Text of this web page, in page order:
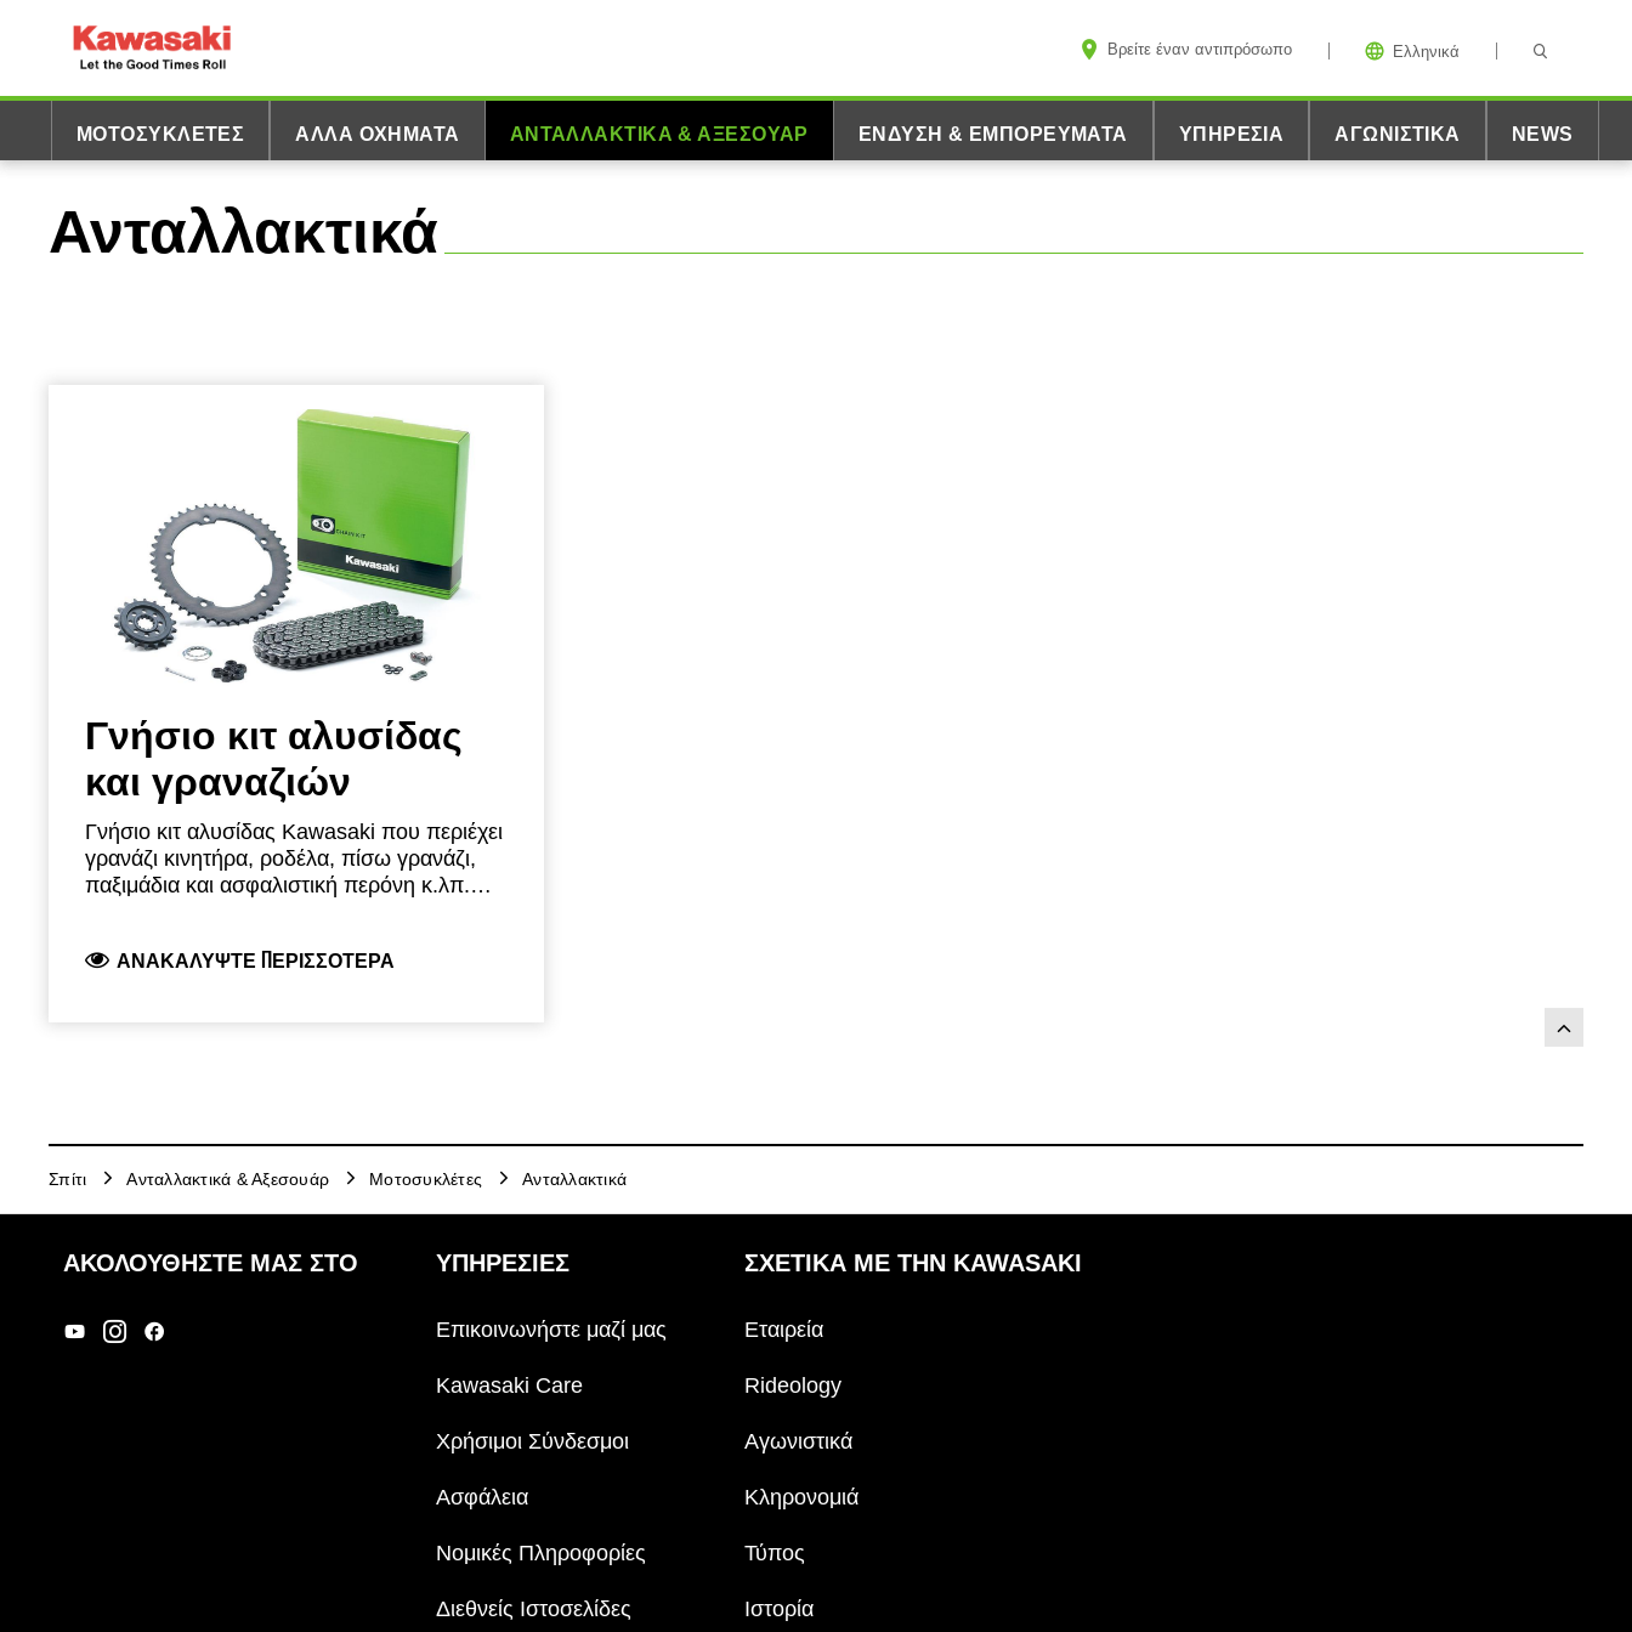
Βρείτε έναν αντιπρόσωπο Ελληνικά
ΜΟΤΟΣΥΚΛΈΤΕΣ ΆΛΛΑ ΟΧΉΜΑΤΑ ΑΝΤΑΛΛΑΚΤΙΚΆ & ΑΞΕΣΟΥΆΡ ΈΝΔΥΣΗ & ΕΜΠΟΡΕΎΜΑΤΑ ΥΠΗΡΕΣΊΑ ΑΓΩΝΙΣΤΙΚΆ NEWS
Ανταλλακτικά
Γνήσιο κιτ αλυσίδας
και γραναζιών
Γνήσιο κιτ αλυσίδας Kawasaki που περιέχει
γρανάζι κινητήρα, ροδέλα, πίσω γρανάζι,
παξιμάδια και ασφαλιστική περόνη κ.λπ.
απαιτούνται για τη σωστή αντικατάσταση
αθόρυβη. Κάποιος που έχει χρησιμοποιήσει
ένα aftermarket κιτ θα εκτιμήσει αυτή τη
επωνυμία Kawasaki.
ΑΝΑΚΑΛΎΨΤΕ ΠΕΡΙΣΣΌΤΕΡΑ
Σπίτι Ανταλλακτικά & Αξεσουάρ Μοτοσυκλέτες Ανταλλακτικά
ΑΚΟΛΟΥΘΉΣΤΕ ΜΑΣ ΣΤΟ ΥΠΗΡΕΣΙΕΣ
Επικοινωνήστε μαζί μας
Kawasaki Care
Χρήσιμοι Σύνδεσμοι
Ασφάλεια
Νομικές Πληροφορίες
Διεθνείς Ιστοσελίδες
ΣΧΕΤΙΚΆ ΜΕ ΤΗΝ KAWASAKI
Εταιρεία
Rideology
Αγωνιστικά
Κληρονομιά
Τύπος
Ιστορία